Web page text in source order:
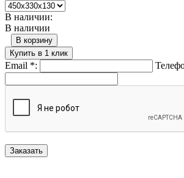
В наличии:
В наличии
В корзину
Купить в 1 клик
Email *: